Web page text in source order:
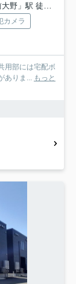
」駅 徒歩26分
カメラ
用部には宅配ボ
ありま...
もっと